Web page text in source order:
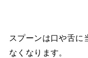
スプーンは口や舌に
なくなります。